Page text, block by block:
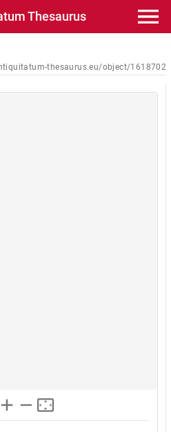
Thesaurus
thesaurus.eu/object/1618702